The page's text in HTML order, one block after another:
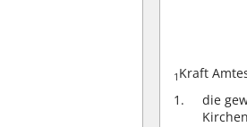
1 Kraft
die